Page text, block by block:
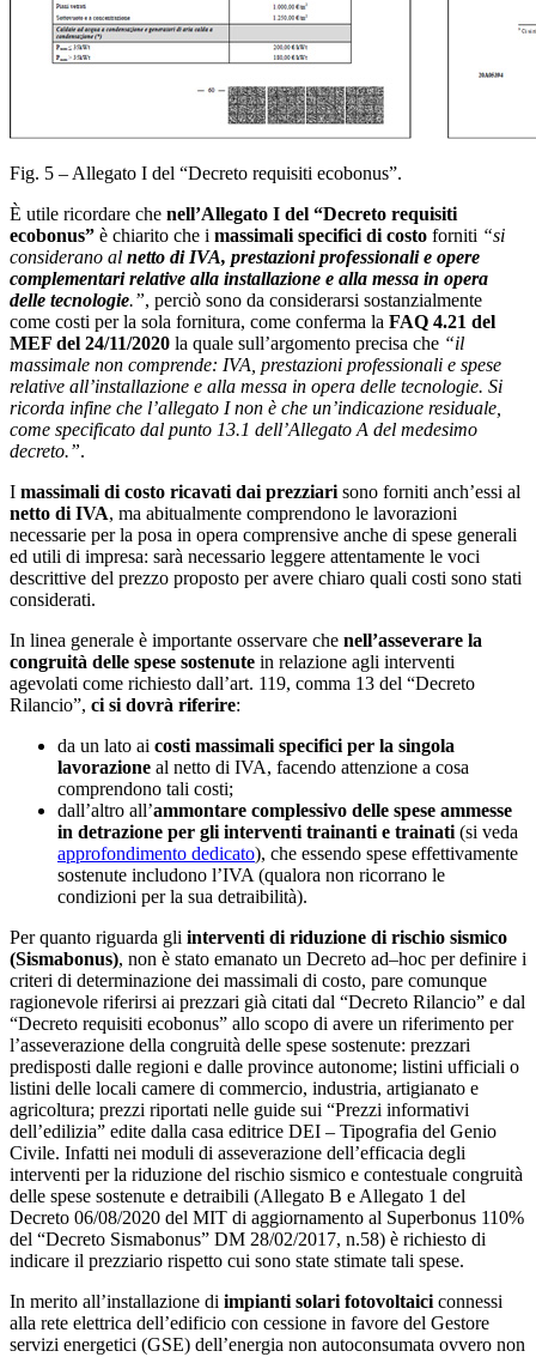
Fig. 5 – Allegato I del “Decreto requisiti ecobonus”.
È utile ricordare che nell’Allegato I del “Decreto requisiti
ecobonus” è chiarito che i massimali specifici di costo forniti “si
considerano al netto di IVA, prestazioni professionali e opere
complementari relative alla installazione e alla messa in opera
delle tecnologie.”, perciò sono da considerarsi sostanzialmente
come costi per la sola fornitura, come conferma la FAQ 4.21 del
MEF del 24/11/2020 la quale sull’argomento precisa che “il
massimale non comprende: IVA, prestazioni professionali e spese
relative all’installazione e alla messa in opera delle tecnologie. Si
ricorda infine che l’allegato I non è che un’indicazione residuale,
come specificato dal punto 13.1 dell’Allegato A del medesimo
decreto.”.
I massimali di costo ricavati dai prezziari sono forniti anch’essi al
netto di IVA, ma abitualmente comprendono le lavorazioni
necessarie per la posa in opera comprensive anche di spese generali
ed utili di impresa: sarà necessario leggere attentamente le voci
descrittive del prezzo proposto per avere chiaro quali costi sono stati
considerati.
In linea generale è importante osservare che nell’asseverare la
congruità delle spese sostenute in relazione agli interventi
agevolati come richiesto dall’art. 119, comma 13 del “Decreto
Rilancio”, ci si dovrà riferire:
da un lato ai costi massimali specifici per la singola
lavorazione al netto di IVA, facendo attenzione a cosa
comprendono tali costi;
dall’altro all’ammontare complessivo delle spese ammesse
in detrazione per gli interventi trainanti e trainati (si veda
approfondimento dedicato), che essendo spese effettivamente
sostenute includono l’IVA (qualora non ricorrano le
condizioni per la sua detraibilità).
Per quanto riguarda gli interventi di riduzione di rischio sismico
(Sismabonus), non è stato emanato un Decreto ad–hoc per definire i
criteri di determinazione dei massimali di costo, pare comunque
ragionevole riferirsi ai prezzari già citati dal “Decreto Rilancio” e dal
“Decreto requisiti ecobonus” allo scopo di avere un riferimento per
l’asseverazione della congruità delle spese sostenute: prezzari
predisposti dalle regioni e dalle province autonome; listini ufficiali o
listini delle locali camere di commercio, industria, artigianato e
agricoltura; prezzi riportati nelle guide sui “Prezzi informativi
dell’edilizia” edite dalla casa editrice DEI – Tipografia del Genio
Civile. Infatti nei moduli di asseverazione dell’efficacia degli
interventi per la riduzione del rischio sismico e contestuale congruità
delle spese sostenute e detraibili (Allegato B e Allegato 1 del
Decreto 06/08/2020 del MIT di aggiornamento al Superbonus 110%
del “Decreto Sismabonus” DM 28/02/2017, n.58) è richiesto di
indicare il prezziario rispetto cui sono state stimate tali spese.
In merito all’installazione di impianti solari fotovoltaici connessi
alla rete elettrica dell’edificio con cessione in favore del Gestore
servizi energetici (GSE) dell’energia non autoconsumata ovvero non